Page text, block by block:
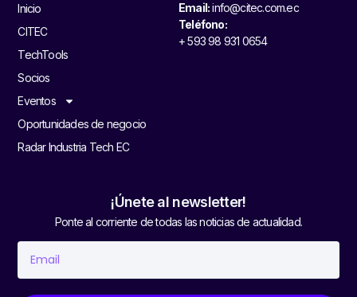
Inicio
CITEC
TechTools
Socios
Eventos
Oportunidades de negocio
Radar Industria Tech EC
Email:info@citec.com.ec
Teléfono:
+ 593 98 931 0654
¡Únete al newsletter!
Ponte al corriente de todas las noticias de actualidad.